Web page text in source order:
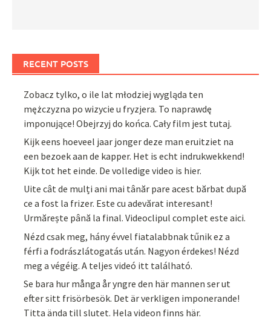
RECENT POSTS
Zobacz tylko, o ile lat młodziej wygląda ten
mężczyzna po wizycie u fryzjera. To naprawdę
imponujące! Obejrzyj do końca. Cały film jest tutaj.
Kijk eens hoeveel jaar jonger deze man eruitziet na
een bezoek aan de kapper. Het is echt indrukwekkend!
Kijk tot het einde. De volledige video is hier.
Uite cât de mulți ani mai tânăr pare acest bărbat după
ce a fost la frizer. Este cu adevărat interesant!
Urmărește până la final. Videoclipul complet este aici.
Nézd csak meg, hány évvel fiatalabbnak tűnik ez a
férfi a fodrászlátogatás után. Nagyon érdekes! Nézd
meg a végéig. A teljes videó itt található.
Se bara hur många år yngre den här mannen ser ut
efter sitt frisörbesök. Det är verkligen imponerande!
Titta ända till slutet. Hela videon finns här.